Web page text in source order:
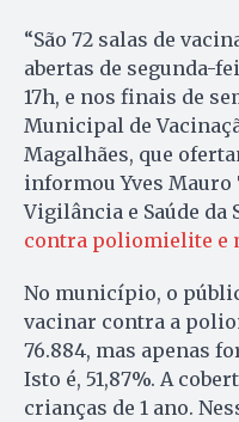
“São 72 salas de
abertas de segunda-
17h, e nos finais de
Municipal de
Magalhães, que
informou Yves
Vigilância e Saúde da
contra poliomielite e
No município, o
vacinar contra a
76.884, mas apenas
Isto é, 51,87%. A
crianças de 1 ano.